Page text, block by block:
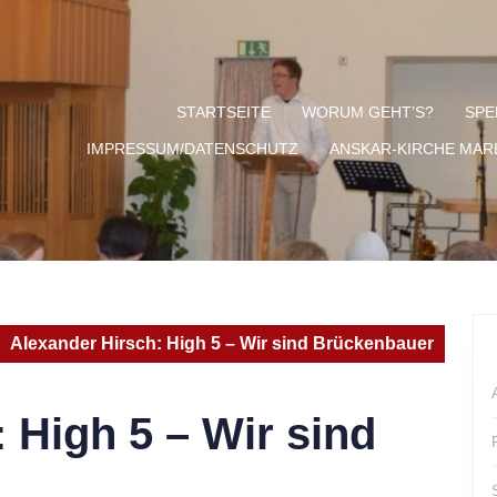
STARTSEITE WORUM GEHT’S?
IMPRESSUM/DATENSCHUTZ ANSKAR-KIRCHE
Alexander Hirsch: High 5 – Wir sind Brückenbauer
5 – Wir sind